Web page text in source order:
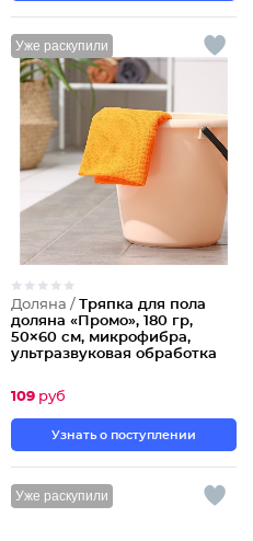
Уже раскупили
Доляна / Тряпка для пола
доляна «Промо», 180 гр,
50×60 см, микрофибра,
ультразвуковая обработка
109 руб
Узнать о поступлении
Уже раскупили